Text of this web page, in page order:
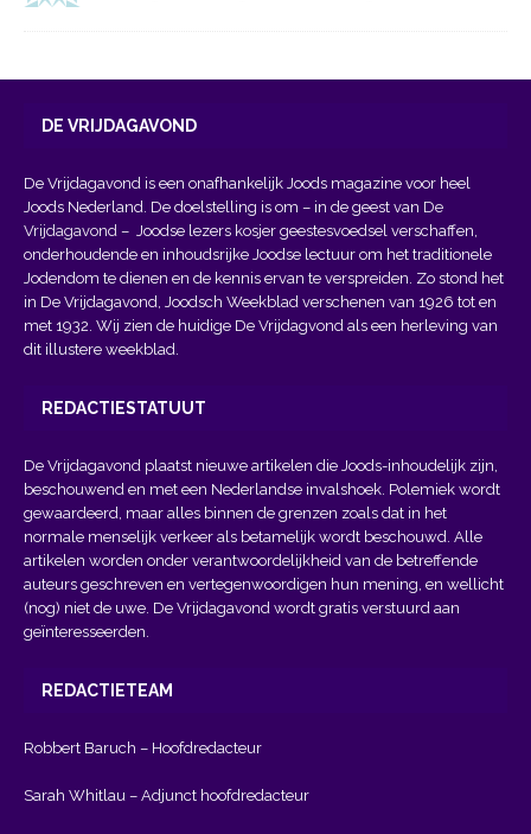
DE VRIJDAGAVOND
De Vrijdagavond is een onafhankelijk Joods magazine voor heel
Joods Nederland. De doelstelling is om – in de geest van De
Vrijdagavond – Joodse lezers kosjer geestesvoedsel verschaffen,
onderhoudende en inhoudsrijke Joodse lectuur om het traditionele
Jodendom te dienen en de kennis ervan te verspreiden. Zo stond het
in De Vrijdagavond, Joodsch Weekblad verschenen van 1926 tot en
met 1932. Wij zien de huidige De Vrijdagvond als een herleving van
dit illustere weekblad.
REDACTIESTATUUT
De Vrijdagavond plaatst nieuwe artikelen die Joods-inhoudelijk zijn,
beschouwend en met een Nederlandse invalshoek. Polemiek wordt
gewaardeerd, maar alles binnen de grenzen zoals dat in het
normale menselijk verkeer als betamelijk wordt beschouwd. Alle
artikelen worden onder verantwoordelijkheid van de betreffende
auteurs geschreven en vertegenwoordigen hun mening, en wellicht
(nog) niet de uwe. De Vrijdagavond wordt gratis verstuurd aan
geïnteresseerden.
REDACTIETEAM
Robbert Baruch – Hoofdredacteur
Sarah Whitlau – Adjunct hoofdredacteur